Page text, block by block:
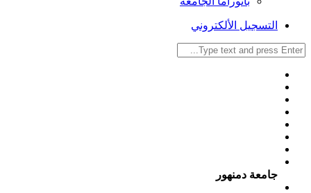
التسجيل الألكتروني
جامعة دمنهور